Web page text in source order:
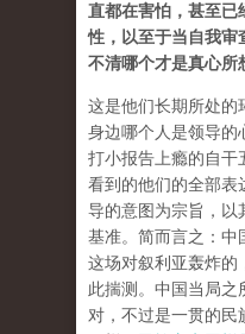
直都在害怕，甚至已
性，以至于当自我审
不清哪个才是真心所
这是他们长期所处的
身边哪个人是领导的
打小报告上瘾的自干
看到的他们的全部
导的意图为宗旨，以
基准。简而言之：中
这场对叙利亚轰炸的
此揣测。中国当局之
对，不过是一贯的民